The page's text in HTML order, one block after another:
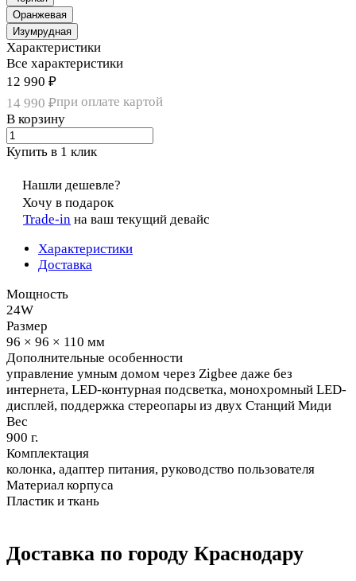
Оранжевая
Изумрудная
Характеристики
Все характеристики
12 990 ₽
14 990 ₽при оплате картой
В корзину
Купить в 1 клик
Нашли дешевле?
Хочу в подарок
Trade-in на ваш текущий девайс
Характеристики
Доставка
Мощность
24W
Размер
96 × 96 × 110 мм
Дополнительные особенности
управление умным домом через Zigbee даже без
интернета, LED-контурная подсветка, монохромный LED-
дисплей, поддержка стереопары из двух Станций Миди
Вес
900 г.
Комплектация
колонка, адаптер питания, руководство пользователя
Материал корпуса
Пластик и ткань
Доставка по городу Краснодару